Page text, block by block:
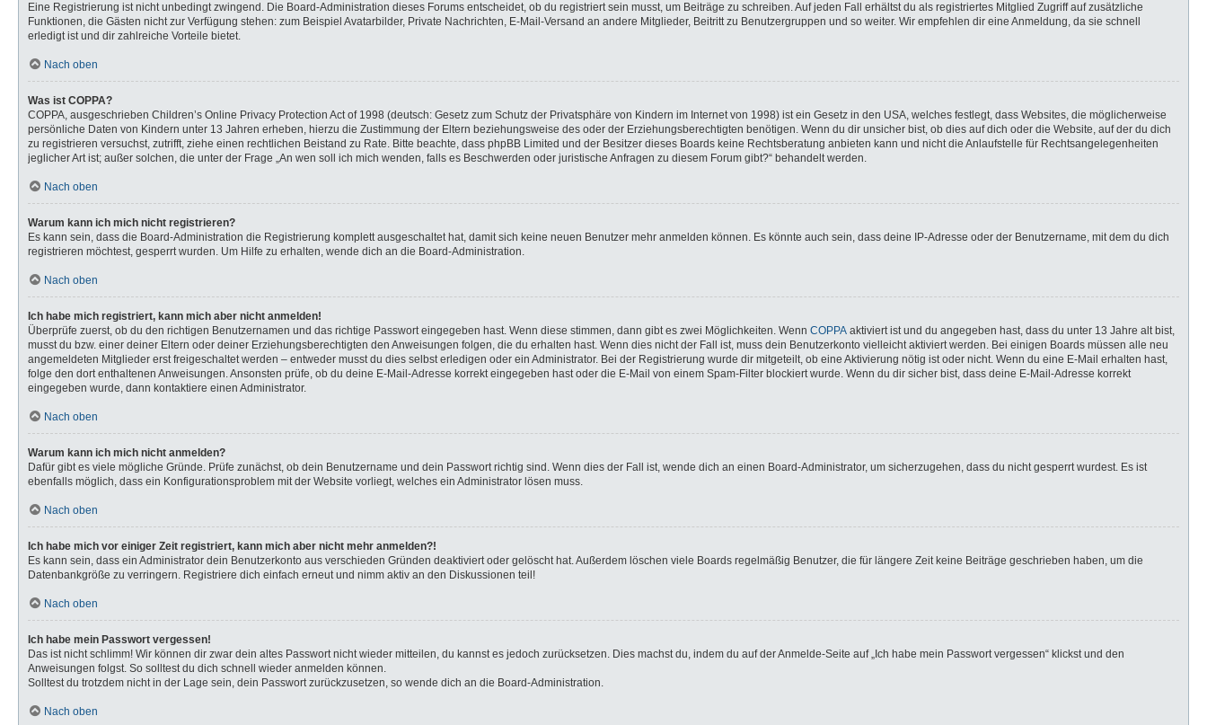
Eine Registrierung ist nicht unbedingt zwingend. Die Board-Administration dieses Forums entscheidet, ob du registriert sein musst, um Beiträge zu schreiben. Auf jeden Fall erhältst du als registriertes Mitglied Zugriff auf zusätzliche
Funktionen, die Gästen nicht zur Verfügung stehen: zum Beispiel Avatarbilder, Private Nachrichten, E-Mail-Versand an andere Mitglieder, Beitritt zu Benutzergruppen und so weiter. Wir empfehlen dir eine Anmeldung, da sie schnell
erledigt ist und dir zahlreiche Vorteile bietet.
Nach oben
Was ist COPPA?
COPPA, ausgeschrieben Children’s Online Privacy Protection Act of 1998 (deutsch: Gesetz zum Schutz der Privatsphäre von Kindern im Internet von 1998) ist ein Gesetz in den USA, welches festlegt, dass Websites, die möglicherweise
persönliche Daten von Kindern unter 13 Jahren erheben, hierzu die Zustimmung der Eltern beziehungsweise des oder der Erziehungsberechtigten benötigen. Wenn du dir unsicher bist, ob dies auf dich oder die Website, auf der du dich
zu registrieren versuchst, zutrifft, ziehe einen rechtlichen Beistand zu Rate. Bitte beachte, dass phpBB Limited und der Besitzer dieses Boards keine Rechtsberatung anbieten kann und nicht die Anlaufstelle für Rechtsangelegenheiten
jeglicher Art ist; außer solchen, die unter der Frage „An wen soll ich mich wenden, falls es Beschwerden oder juristische Anfragen zu diesem Forum gibt?“ behandelt werden.
Nach oben
Warum kann ich mich nicht registrieren?
Es kann sein, dass die Board-Administration die Registrierung komplett ausgeschaltet hat, damit sich keine neuen Benutzer mehr anmelden können. Es könnte auch sein, dass deine IP-Adresse oder der Benutzername, mit dem du dich
registrieren möchtest, gesperrt wurden. Um Hilfe zu erhalten, wende dich an die Board-Administration.
Nach oben
Ich habe mich registriert, kann mich aber nicht anmelden!
Überprüfe zuerst, ob du den richtigen Benutzernamen und das richtige Passwort eingegeben hast. Wenn diese stimmen, dann gibt es zwei Möglichkeiten. Wenn COPPA aktiviert ist und du angegeben hast, dass du unter 13 Jahre alt bist,
musst du bzw. einer deiner Eltern oder deiner Erziehungsberechtigten den Anweisungen folgen, die du erhalten hast. Wenn dies nicht der Fall ist, muss dein Benutzerkonto vielleicht aktiviert werden. Bei einigen Boards müssen alle neu
angemeldeten Mitglieder erst freigeschaltet werden – entweder musst du dies selbst erledigen oder ein Administrator. Bei der Registrierung wurde dir mitgeteilt, ob eine Aktivierung nötig ist oder nicht. Wenn du eine E-Mail erhalten hast,
folge den dort enthaltenen Anweisungen. Ansonsten prüfe, ob du deine E-Mail-Adresse korrekt eingegeben hast oder die E-Mail von einem Spam-Filter blockiert wurde. Wenn du dir sicher bist, dass deine E-Mail-Adresse korrekt
eingegeben wurde, dann kontaktiere einen Administrator.
Nach oben
Warum kann ich mich nicht anmelden?
Dafür gibt es viele mögliche Gründe. Prüfe zunächst, ob dein Benutzername und dein Passwort richtig sind. Wenn dies der Fall ist, wende dich an einen Board-Administrator, um sicherzugehen, dass du nicht gesperrt wurdest. Es ist
ebenfalls möglich, dass ein Konfigurationsproblem mit der Website vorliegt, welches ein Administrator lösen muss.
Nach oben
Ich habe mich vor einiger Zeit registriert, kann mich aber nicht mehr anmelden?!
Es kann sein, dass ein Administrator dein Benutzerkonto aus verschieden Gründen deaktiviert oder gelöscht hat. Außerdem löschen viele Boards regelmäßig Benutzer, die für längere Zeit keine Beiträge geschrieben haben, um die
Datenbankgröße zu verringern. Registriere dich einfach erneut und nimm aktiv an den Diskussionen teil!
Nach oben
Ich habe mein Passwort vergessen!
Das ist nicht schlimm! Wir können dir zwar dein altes Passwort nicht wieder mitteilen, du kannst es jedoch zurücksetzen. Dies machst du, indem du auf der Anmelde-Seite auf „Ich habe mein Passwort vergessen“ klickst und den
Anweisungen folgst. So solltest du dich schnell wieder anmelden können.
Solltest du trotzdem nicht in der Lage sein, dein Passwort zurückzusetzen, so wende dich an die Board-Administration.
Nach oben